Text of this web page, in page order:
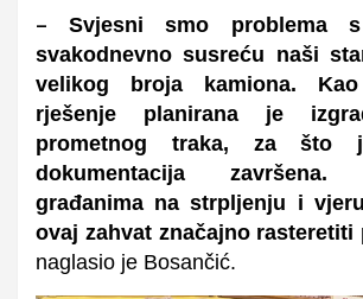
– Svjesni smo problema
svakodnevno susreću naši
velikog broja kamiona. Kao
rješenje planirana je
prometnog traka, za što
dokumentacija završena.
građanima na strpljenju i
ovaj zahvat značajno rasteretiti
naglasio je Bosančić.